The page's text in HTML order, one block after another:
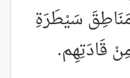
سَيْطَرَةِ
قَادَتِهِم.